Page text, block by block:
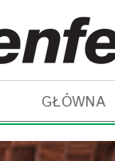
GŁÓWNA